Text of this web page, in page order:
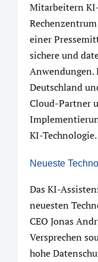
Mitarbeitern
einer
sichere und
Anwendungen.
Deutschland
Cloud-Partner
KI-Technologie.
Neueste
Das KI-
neuesten
CEO Jonas
Versprechen
hohe